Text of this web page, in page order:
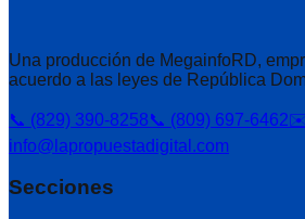
Una producción de MegainfoRD,
acuerdo a las leyes de República
📞 (829) 390-8258📞 (809) 697-6462
info@lapropuestadigital.com
Secciones